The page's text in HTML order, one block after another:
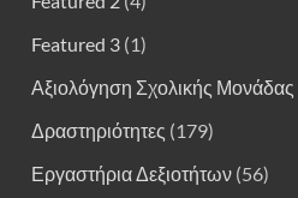
Featured 3 (1)
Αξιολόγηση Σχολικής Μονάδας
Δραστηριότητες (179)
Εργαστήρια Δεξιοτήτων (56)